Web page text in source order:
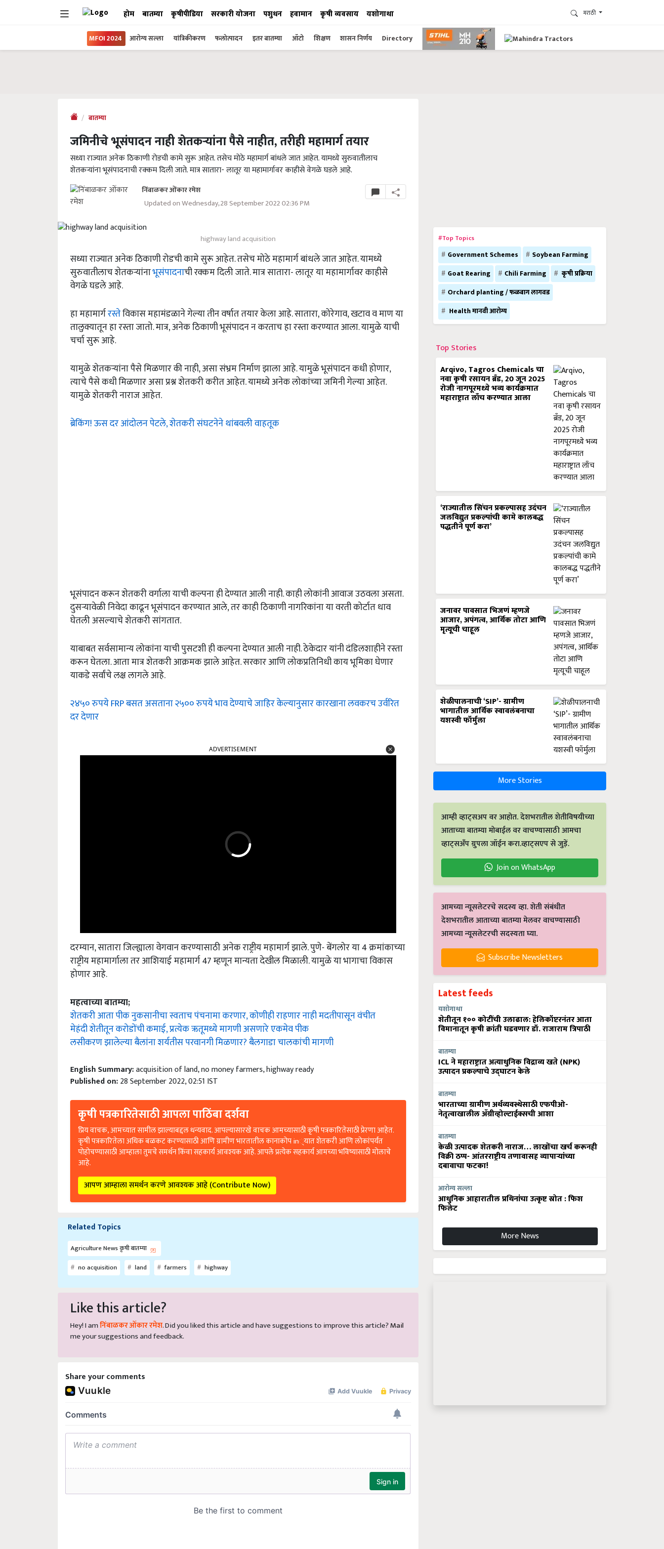
होम बातम्या कृषीपीडिया सरकारी योजना पशुधन हवामान कृषी व्यवसाय यशोगाथा मराठी
MFOI 2024 आरोग्य सल्ला यांत्रिकीकरण फलोत्पादन इतर बातम्या ऑटो शिक्षण शासन निर्णय Directory
बातम्या
जमिनीचे भूसंपादन नाही शेतकऱ्यांना पैसे नाहीत, तरीही महामार्ग तयार
सध्या राज्यात अनेक ठिकाणी रोडची कामे सुरू आहेत. तसेच मोठे महामार्ग बांधले जात आहेत. यामध्ये सुरुवातीलाच
शेतकऱ्यांना भूसंपादनाची रक्कम दिली जाते. मात्र सातारा- लातूर या महामार्गावर काहीसे वेगळे घडले आहे.
निंबाळकर ओंकार रमेश
Updated on Wednesday, 28 September 2022 02:36 PM
highway land acquisition
सध्या राज्यात अनेक ठिकाणी रोडची कामे सुरू आहेत. तसेच मोठे महामार्ग बांधले जात आहेत. यामध्ये
सुरुवातीलाच शेतकऱ्यांनाभूसंपादनाची रक्कम दिली जाते. मात्र सातारा- लातूर या महामार्गावर काहीसे
वेगळे घडले आहे.
हा महामार्गरस्तेविकास महामंडळाने गेल्या तीन वर्षात तयार केला आहे. सातारा, कोरेगाव, खटाव व माण या
तालुक्यातून हा रस्ता जातो. मात्र, अनेक ठिकाणी भूसंपादन न करताच हा रस्ता करण्यात आला. यामुळे याची
चर्चा सुरू आहे.
यामुळे शेतकऱ्यांना पैसे मिळणार की नाही, असा संभ्रम निर्माण झाला आहे. यामुळे भूसंपादन कधी होणार,
त्याचे पैसे कधी मिळणार असा प्रश्न शेतकरी करीत आहेत. यामध्ये अनेक लोकांच्या जमिनी गेल्या आहेत.
यामुळे शेतकरी नाराज आहेत.
ब्रेकिंग! ऊस दर आंदोलन पेटले, शेतकरी संघटनेने थांबवली वाहतूक
भूसंपादन करून शेतकरी वर्गाला याची कल्पना ही देण्यात आली नाही. काही लोकांनी आवाज उठवला असता.
दुसऱ्यावेळी निवेदा काढून भूसंपादन करण्यात आले, तर काही ठिकाणी नागरिकांना या वरती कोर्टात धाव
घेतली असल्याचे शेतकरी सांगतात.
याबाबत सर्वसामान्य लोकांना याची पुसटशी ही कल्पना देण्यात आली नाही. ठेकेदार यांनी दंडिलशाहीने रस्ता
करून घेतला. आता मात्र शेतकरी आक्रमक झाले आहेत. सरकार आणि लोकप्रतिनिधी काय भूमिका घेणार
याकडे सर्वांचे लक्ष लागले आहे.
२४५० रुपये FRP बसत असताना २५०० रुपये भाव देण्याचे जाहिर केल्यानुसार कारखाना लवकरच उर्वरित
दर देणार
दरम्यान, सातारा जिल्ह्याला वेगवान करण्यासाठी अनेक राष्ट्रीय महामार्ग झाले. पुणे- बेंगलोर या 4 क्रमांकाच्या
राष्ट्रीय महामार्गाला तर आशियाई महामार्ग 47 म्हणून मान्यता देखील मिळाली. यामुळे या भागाचा विकास
होणार आहे.
महत्वाच्या बातम्या;
शेतकरी आता पीक नुकसानीचा स्वताच पंचनामा करणार, कोणीही राहणार नाही मदतीपासून वंचीत
मेहंदी शेतीतून करोडोंची कमाई, प्रत्येक ऋतूमध्ये मागणी असणारे एकमेव पीक
लसीकरण झालेल्या बैलांना शर्यतीस परवानगी मिळणार? बैलगाडा चालकांची मागणी
English Summary: acquisition of land, no money farmers, highway ready
Published on: 28 September 2022, 02:51 IST
कृषी पत्रकारितेसाठी आपला पाठिंबा दर्शवा
प्रिय वाचक, आमच्यात सामील झाल्याबद्दल धन्यवाद. आपल्यासारखे वाचक आमच्यासाठी कृषी पत्रकारितेसाठी प्रेरणा आहेत.
कृषी पत्रकारितेला अधिक बळकट करण्यासाठी आणि ग्रामीण भारतातील कानाकोप in्यात शेतकरी आणि लोकांपर्यंत
पोहोचण्यासाठी आम्हाला तुमचे समर्थन किंवा सहकार्य आवश्यक आहे. आपले प्रत्येक सहकार्य आमच्या भविष्यासाठी मोलाचे
आहे.
आपण आम्हाला समर्थन करणे आवश्यक आहे (Contribute Now)
Related Topics
Agriculture News कृषी बातम्या
no acquisition
land farmers highway
Like this article?
Hey! I am निंबाळकर ओंकार रमेश . Did you liked this article and have suggestions to improve this article? Mail
me your suggestions and feedback.
Share your comments
#Top Topics
Government Schemes
Soybean Farming
Goat Rearing
Chili Farming
कृषी प्रक्रिया
Orchard planting / फळबाग लागवड
Health मानवी आरोग्य
Top Stories
Arqivo, Tagros Chemicals चा
नवा कृषी रसायन ब्रँड, 20 जून 2025
रोजी नागपूरमध्ये भव्य कार्यक्रमात
महाराष्ट्रात लाँच करण्यात आला
‘राज्यातील सिंचन प्रकल्पासह उदंचन
जलविद्युत प्रकल्पांची कामे कालबद्ध
पद्धतीने पूर्ण करा’
जनावर पावसात भिजणं म्हणजे
आजार, अपंगत्व, आर्थिक तोटा आणि
मृत्यूची चाहूल
शेळीपालनाची ‘SIP’- ग्रामीण
भागातील आर्थिक स्वावलंबनाचा
यशस्वी फॉर्मुला
More Stories
आम्ही व्हाट्सअप वर आहोत. देशभरातील शेतीविषयीच्या
आताच्या बातम्या मोबाईल वर वाचण्यासाठी आमचा
व्हाट्सअँप ग्रुपला जॉईन करा.व्हाट्सएप से जुड़ें.
Join on WhatsApp
आमच्या न्यूसलेटरचे सदस्य व्हा. शेती संबंधीत
देशभरातील आताच्या बातम्या मेलवर वाचण्यासाठी
आमच्या न्यूसलेटरची सदस्यता घ्या.
Subscribe Newsletters
Latest feeds
यशोगाथा
शेतीतून १०० कोटींची उलाढाल: हेलिकॉप्टरनंतर आता
विमानातून कृषी क्रांती घडवणार डॉ. राजाराम त्रिपाठी
बातम्या
ICL ने महाराष्ट्रात अत्याधुनिक विद्राव्य खते (NPK)
उत्पादन प्रकल्पाचे उद्घाटन केले
बातम्या
भारताच्या ग्रामीण अर्थव्यवस्थेसाठी एफपीओ-
नेतृत्वाखालील अ‍ॅग्रीव्होल्टाईक्सची आशा
बातम्या
केळी उत्पादक शेतकरी नाराज… लाखोंचा खर्च करूनही
विक्री ठप्प- आंतरराष्ट्रीय तणावासह व्यापाऱ्यांच्या
दबावाचा फटका!
आरोग्य सल्ला
आधुनिक आहारातील प्रथिनांचा उत्कृष्ट स्रोत : फिश
फिलेट
More News